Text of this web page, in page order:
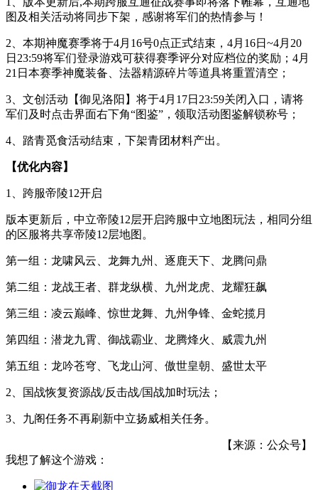
图及相关活动将同步下架，感谢将军们的热情参与！
2、本期神魔赛季将于4月16号0点正式结束，4月16日~4月20
日23:59将军们登录游戏可获得赛季评分对应档位的奖励；4月
21日本赛季神魔装备、法器精源碎片等道具将重置清空；
3、文创活动【御见洛阳】将于4月17日23:59关闭入口，请将
军们及时点击界面右下角“图鉴”，领取活动图鉴解锁称号；
4、踏青觅食活动结束，下架青团材料产出。
【优化内容】
1、跨服帝陵12开启
版本更新后，中立帝陵12层开启跨服中立地图玩法，相同分组
的区服将共享帝陵12层地图。
第一组：龙啸风云、龙舞九州、逐鹿天下、龙腾问鼎
第二组：龙战王者、群龙纵横、九州龙虎、龙耀狂飙
第三组：凌云巅峰、惊世龙舞、九州争锋、金蛇揽月
第四组：潜龙九霄、御战霸业、龙腾烽火、威震九州
第五组：龙吟苍穹、飞龙山河、傲世皇朝、盛世太平
2、国战恢复资源战/反击战/国战加时玩法；
3、九阁任务不再刷新中立扬威相关任务。
【来源：公众号】
我想了解这个游戏：